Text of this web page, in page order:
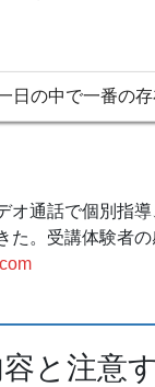
日の中で一番の
通話で個別指導
。受講体験者の
と注意